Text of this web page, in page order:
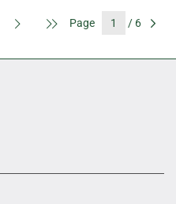
Next PageLast Page
Page / 6